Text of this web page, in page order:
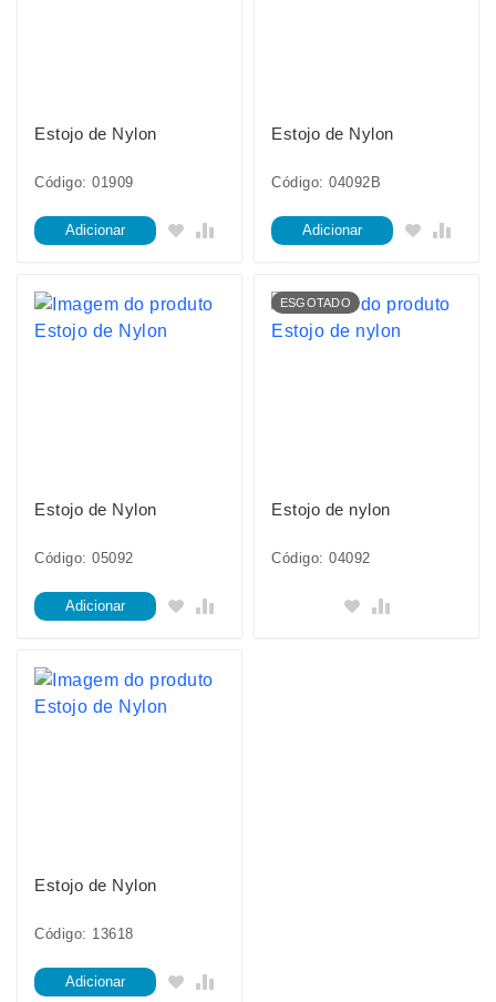
Estojo de Nylon
Código: 01909
Adicionar
Estojo de Nylon
Código: 04092B
Adicionar
Estojo de Nylon
Código: 05092
Adicionar
ESGOTADO
Estojo de nylon
Código: 04092
Estojo de Nylon
Código: 13618
Adicionar